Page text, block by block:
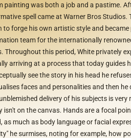
painting was both a job and a pastime.
spell came at Warner Bros
to forge his own artistic style and became
team for the internationally
Throughout this period, White privately
arriving at a process that today guides
see the story in his head he
faces and personalities and then he
delivery of his subjects is very
isn't on the canvas. Hands are a focal
as much as body language or facial
he surmises, noting for example, how